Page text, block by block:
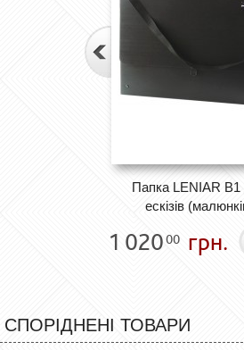
Папка LENIAR В1
ескізів
1 02000 грн.
СПОРІДНЕНІ ТОВАРИ